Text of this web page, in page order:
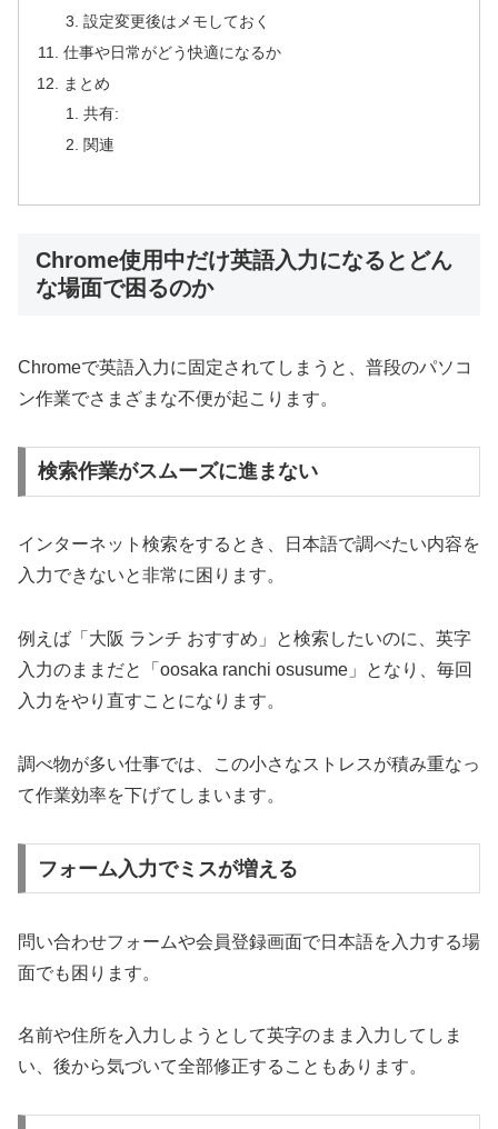
設定変更後はメモしておく
仕事や日常がどう快適になるか
まとめ
共有:
関連
Chrome使用中だけ英語入力になるとどん
な場面で困るのか
Chromeで英語入力に固定されてしまうと、普段のパソコ
ン作業でさまざまな不便が起こります。
検索作業がスムーズに進まない
インターネット検索をするとき、日本語で調べたい内容を
入力できないと非常に困ります。
例えば「大阪 ランチ おすすめ」と検索したいのに、英字
入力のままだと「oosaka ranchi osusume」となり、毎回
入力をやり直すことになります。
調べ物が多い仕事では、この小さなストレスが積み重なっ
て作業効率を下げてしまいます。
フォーム入力でミスが増える
問い合わせフォームや会員登録画面で日本語を入力する場
面でも困ります。
名前や住所を入力しようとして英字のまま入力してしま
い、後から気づいて全部修正することもあります。